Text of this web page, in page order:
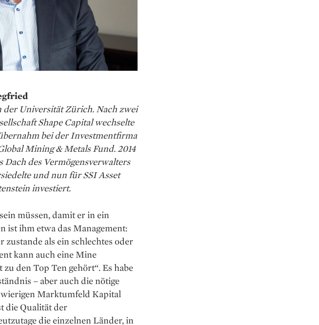
Universität Zürich. Nach zwei
Shape Capital wechselte
bei der Investmentfirma
Mining & Metals Fund. 2014
Dach des Vermögensverwalters
und nun für SSI Asset
investiert.
müssen, damit er in ein
ist ihm etwa das Management:
zustande als ein schlechtes oder
kann auch eine Mine
den Top Ten gehört“. Es habe
– aber auch die nötige
Marktumfeld Kapital
die Qualität der
die einzelnen Länder, in